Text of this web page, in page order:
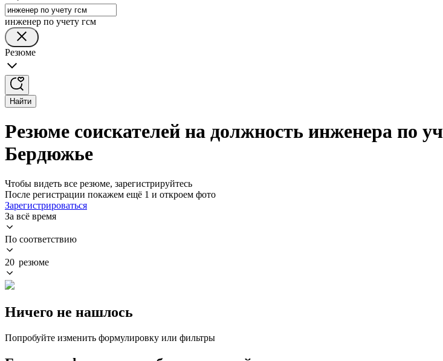
инженер по учету гсм
Резюме
Найти
Резюме соискателей на должность инженера по
Бердюжье
Чтобы видеть все резюме, зарегистрируйтесь
После регистрации покажем ещё 1 и откроем фото
Зарегистрироваться
За всё время
По соответствию
20 резюме
Ничего не нашлось
Попробуйте изменить формулировку или фильтры